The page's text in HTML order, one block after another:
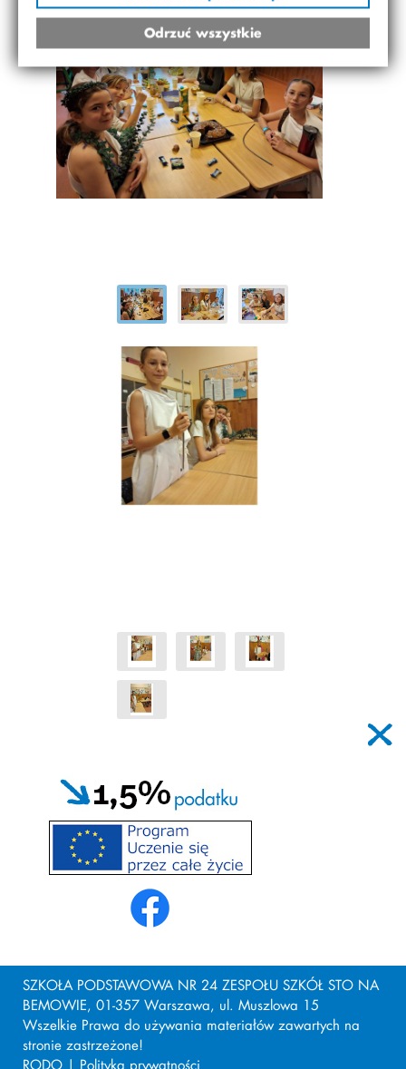
Odrzuć wszystkie
SZKOŁA PODSTAWOWA NR 24 ZESPOŁU SZKÓŁ STO NA
BEMOWIE, 01-357 Warszawa, ul. Muszlowa 15
Wszelkie Prawa do używania materiałów zawartych na
stronie zastrzeżone!
RODO | Polityka prywatności